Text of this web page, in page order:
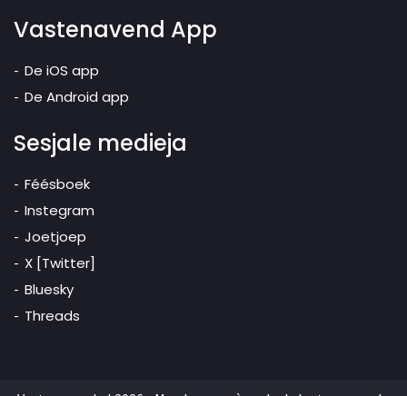
Vastenavend App
De iOS app
De Android app
Sesjale medieja
Féésboek
Instegram
Joetjoep
X [Twitter]
Bluesky
Threads